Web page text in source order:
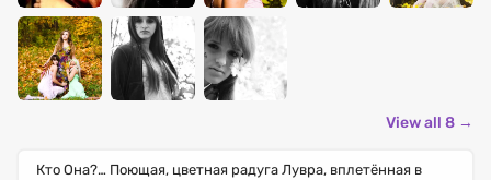
View all 8 →
Кто Она?… Поющая, цветная радуга Лувра, вплетённая в